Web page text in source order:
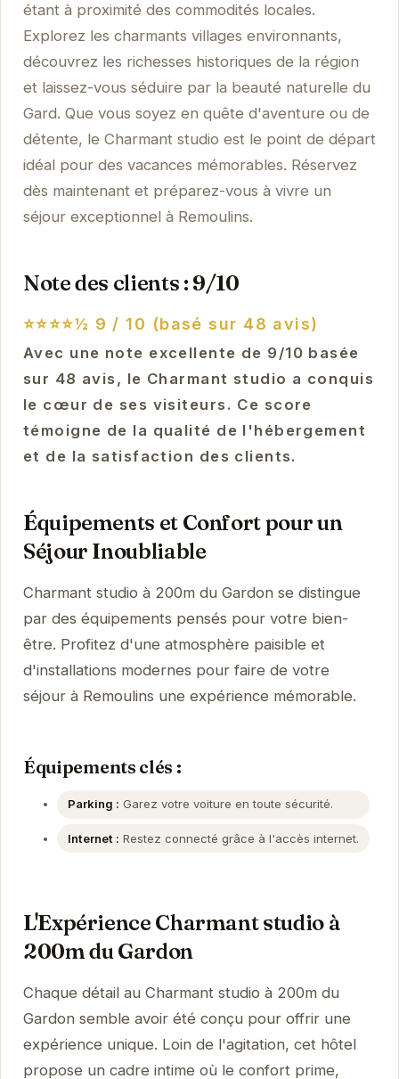
étant à proximité des commodités locales.
Explorez les charmants villages environnants,
découvrez les richesses historiques de la région
et laissez-vous séduire par la beauté naturelle du
Gard. Que vous soyez en quête d'aventure ou de
détente, le Charmant studio est le point de départ
idéal pour des vacances mémorables. Réservez
dès maintenant et préparez-vous à vivre un
séjour exceptionnel à Remoulins.
Note des clients : 9/10
⭐⭐⭐⭐½ 9 / 10 (basé sur 48 avis)
Avec une note excellente de 9/10 basée
sur 48 avis, le Charmant studio a conquis
le cœur de ses visiteurs. Ce score
témoigne de la qualité de l'hébergement
et de la satisfaction des clients.
Équipements et Confort pour un
Séjour Inoubliable
Charmant studio à 200m du Gardon se distingue
par des équipements pensés pour votre bien-
être. Profitez d'une atmosphère paisible et
d'installations modernes pour faire de votre
séjour à Remoulins une expérience mémorable.
Équipements clés :
Parking : Garez votre voiture en toute sécurité.
Internet : Restez connecté grâce à l'accès internet.
L'Expérience Charmant studio à
200m du Gardon
Chaque détail au Charmant studio à 200m du
Gardon semble avoir été conçu pour offrir une
expérience unique. Loin de l'agitation, cet hôtel
propose un cadre intime où le confort prime,